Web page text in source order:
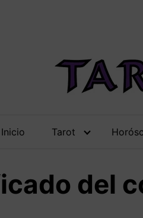
Inicio Tarot
del